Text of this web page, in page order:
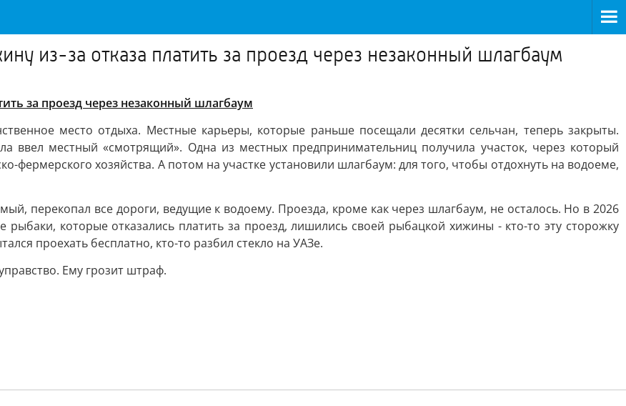
из-за отказа платить за проезд через незаконный шлагбаум
за проезд через незаконный шлагбаум
место отдыха. Местные карьеры, которые раньше посещали десятки сельчан, теперь закрыты.
ввел местный «смотрящий». Одна из местных предпринимательниц получила участок, через который
фермерского хозяйства. А потом на участке установили шлагбаум: для того, чтобы отдохнуть на водоеме,
перекопал все дороги, ведущие к водоему. Проезда, кроме как через шлагбаум, не осталось. Но в 2026
которые отказались платить за проезд, лишились своей рыбацкой хижины - кто-то эту сторожку
проехать бесплатно, кто-то разбил стекло на УАЗе.
Ему грозит штраф.